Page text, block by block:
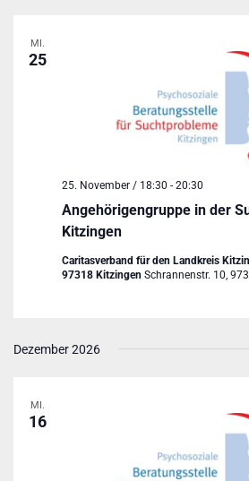
MI.
25
Angehörigengruppe in der
Kitzingen
25. November / 18:30 - 20:30
Caritasverband für den Landkreis
97318 Kitzingen Schrannenstr. 10,
Dezember 2026
MI.
16